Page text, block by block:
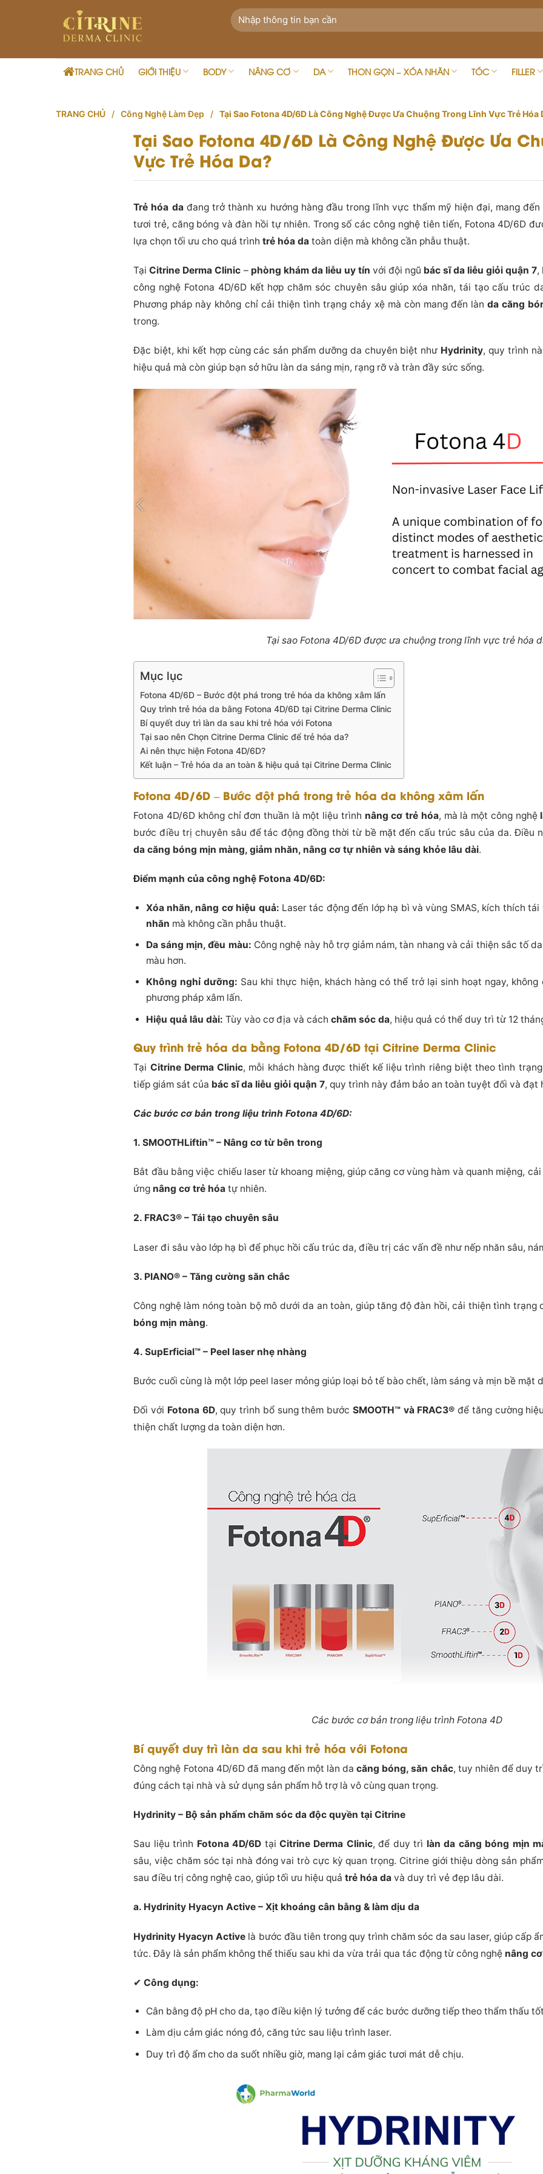
TRANG CHỦ GIỚI THIỆU BODY NÂNG CƠ DA THON GỌN – XÓA NHĂN TÓC FILLER
TRANG CHỦ / Công Nghệ Làm Đẹp / Tại Sao Fotona 4D/6D Là Công Nghệ Được Ưa Chuộng Trong Lĩnh Vực Trẻ Hóa
Tại Sao Fotona 4D/6D Là Công Nghệ Được Ưa
Vực Trẻ Hóa Da?
Trẻ hóa da đang trở thành xu hướng hàng đầu trong lĩnh vực thẩm mỹ hiện đại, mang
tươi trẻ, căng bóng và đàn hồi tự nhiên. Trong số các công nghệ tiên tiến, Fotona 4D/6D
lựa chọn tối ưu cho quá trìnhtrẻ hóa da toàn diện mà không cần phẫu thuật.
TạiCitrine Derma Clinic – phòng khám da liễu uy tín với đội ngũ bác sĩ da liễu giỏi quận 7,
công nghệ Fotona 4D/6D kết hợp chăm sóc chuyên sâu giúp xóa nhăn, tái tạo cấu trúc
Phương pháp này không chỉ cải thiện tình trạng chảy xệ mà còn mang đến lànda căng
trong.
Đặc biệt, khi kết hợp cùng các sản phẩm dưỡng da chuyên biệt như Hydrinity, quy trình
hiệu quả mà còn giúp bạn sở hữu làn da sáng mịn, rạng rỡ và tràn đầy sức sống.
Tại sao Fotona 4D/6D được ưa chuộng trong lĩnh vực trẻ hóa
Mục lục
Fotona 4D/6D – Bước đột phá trong trẻ hóa da không xâm lấn
Quy trình trẻ hóa da bằng Fotona 4D/6D tại Citrine Derma Clinic
Bí quyết duy trì làn da sau khi trẻ hóa với Fotona
Tại sao nên Chọn Citrine Derma Clinic để trẻ hóa da?
Ai nên thực hiện Fotona 4D/6D?
Kết luận – Trẻ hóa da an toàn & hiệu quả tại Citrine Derma Clinic
Fotona 4D/6D – Bước đột phá trong trẻ hóa da không xâm lấn
Fotona 4D/6D không chỉ đơn thuần là một liệu trình nâng cơ trẻ hóa, mà là một công nghệ
bước điều trị chuyên sâu để tác động đồng thời từ bề mặt đến cấu trúc sâu của da. Điều
da căng bóng mịn màng, giảm nhăn, nâng cơ tự nhiên và sáng khỏe lâu dài.
Điểm mạnh của công nghệ Fotona 4D/6D:
Xóa nhăn, nâng cơ hiệu quả: Laser tác động đến lớp hạ bì và vùng SMAS, kích thích
nhăn mà không cần phẫu thuật.
Da sáng mịn, đều màu: Công nghệ này hỗ trợ giảm nám, tàn nhang và cải thiện sắc tố
màu hơn.
Không nghỉ dưỡng: Sau khi thực hiện, khách hàng có thể trở lại sinh hoạt ngay,
phương pháp xâm lấn.
Hiệu quả lâu dài: Tùy vào cơ địa và cách chăm sóc da, hiệu quả có thể duy trì từ 12
Quy trình trẻ hóa da bằng Fotona 4D/6D tại Citrine Derma Clinic
Tại Citrine Derma Clinic, mỗi khách hàng được thiết kế liệu trình riêng biệt theo tình
tiếp giám sát của bác sĩ da liễu giỏi quận 7, quy trình này đảm bảo an toàn tuyệt đối và đạt
Các bước cơ bản trong liệu trình Fotona 4D/6D:
1. SMOOTHLiftin™ – Nâng cơ từ bên trong
Bắt đầu bằng việc chiếu laser từ khoang miệng, giúp căng cơ vùng hàm và quanh miệng,
ứng nâng cơ trẻ hóa tự nhiên.
2. FRAC3® – Tái tạo chuyên sâu
Laser đi sâu vào lớp hạ bì để phục hồi cấu trúc da, điều trị các vấn đề như nếp nhăn sâu,
3. PIANO® – Tăng cường săn chắc
Công nghệ làm nóng toàn bộ mô dưới da an toàn, giúp tăng độ đàn hồi, cải thiện tình
bóng mịn màng.
4. SupErficial™ – Peel laser nhẹ nhàng
Bước cuối cùng là một lớp peel laser mỏng giúp loại bỏ tế bào chết, làm sáng và mịn bề mặt
Đối với Fotona 6D, quy trình bổ sung thêm bước SMOOTH™ và FRAC3® để tăng cường
thiện chất lượng da toàn diện hơn.
Các bước cơ bản trong liệu trình Fotona 4D
Bí quyết duy trì làn da sau khi trẻ hóa với Fotona
Công nghệ Fotona 4D/6D đã mang đến một làn dacăng bóng, săn chắc, tuy nhiên để duy
đúng cách tại nhà và sử dụng sản phẩm hỗ trợ là vô cùng quan trọng.
Hydrinity – Bộ sản phẩm chăm sóc da độc quyền tại Citrine
Sau liệu trình Fotona 4D/6D tạiCitrine Derma Clinic, để duy trì làn da căng bóng mịn
sâu, việc chăm sóc tại nhà đóng vai trò cực kỳ quan trọng. Citrine giới thiệu dòng sản
sau điều trị công nghệ cao, giúp tối ưu hiệu quảtrẻ hóa da và duy trì vẻ đẹp lâu dài.
a. Hydrinity Hyacyn Active – Xịt khoáng cân bằng & làm dịu da
Hydrinity Hyacyn Active là bước đầu tiên trong quy trình chăm sóc da sau laser, giúp cấp
tức. Đây là sản phẩm không thể thiếu sau khi da vừa trải qua tác động từ công nghệ nâng
✔Công dụng:
Cân bằng độ pH cho da, tạo điều kiện lý tưởng để các bước dưỡng tiếp theo thẩm thấu
Làm dịu cảm giác nóng đỏ, căng tức sau liệu trình laser.
Duy trì độ ẩm cho da suốt nhiều giờ, mang lại cảm giác tươi mát dễ chịu.